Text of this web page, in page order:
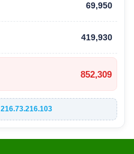
69,950
419,930
852,309
216.73.216.103